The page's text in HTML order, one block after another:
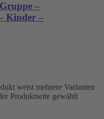
–
Kinder –
weist mehrere Varianten
Produktseite gewählt